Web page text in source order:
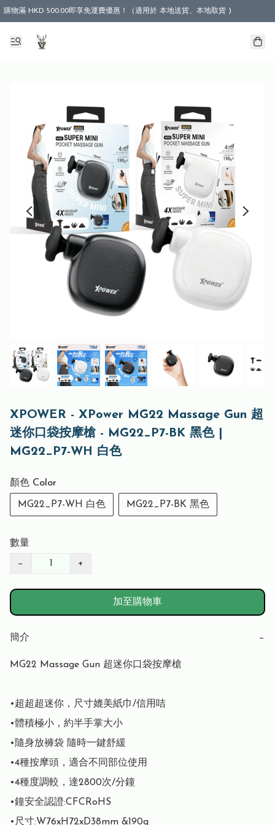
購物滿 HKD 500.00即享免運費優惠！（適用於 本地送貨、本地取貨 )
XPOWER - XPower MG22 Massage Gun 超
迷你口袋按摩槍 - MG22_P7-BK 黑色 |
MG22_P7-WH 白色
顏色 Color
MG22_P7-WH 白色 MG22_P7-BK 黑色
數量
− +
加至購物車
簡介 −
MG22 Massage Gun 超迷你口袋按摩槍
•超超超迷你，尺寸媲美紙巾/信用咭
•體積極小，約半手掌大小
•隨身放褲袋 隨時一鍵舒緩
•4種按摩頭，適合不同部位使用
•4種度調較，達2800次/分鐘
•鐘安全認證:CFCRoHS
•尺寸:W76xH72xD38mm &190g